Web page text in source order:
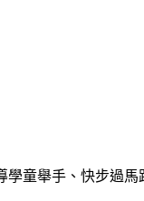
童舉手、快步過馬